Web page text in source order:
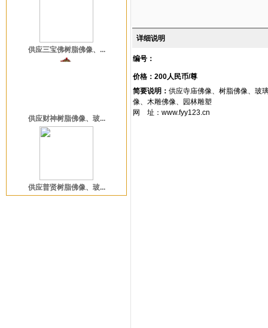
供应三宝佛树脂佛像、...
供应财神树脂佛像、玻...
供应普贤树脂佛像、玻...
详细说明
编号：
价格：200人民币/尊
简要说明： 供应寺庙佛像、树脂佛像、玻
像、木雕佛像、园林雕塑
网 址：www.fyy123.cn